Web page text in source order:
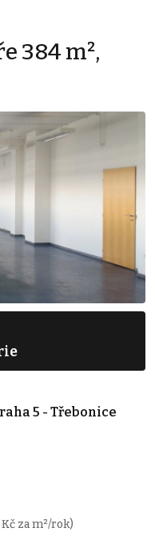
384 m²,
5 - Třebonice
za m²/rok)